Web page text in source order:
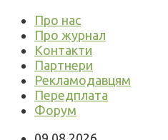
Про нас
Про журнал
Контакти
Партнери
Рекламодавцям
Передплата
Форум